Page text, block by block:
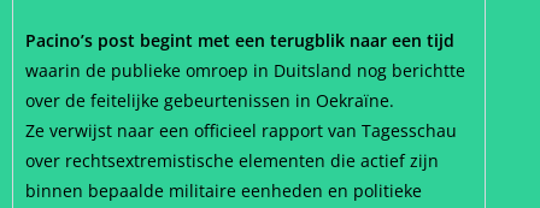
Pacino’s post begint met een terugblik naar een tijd
waarin de publieke omroep in Duitsland nog berichtte
over de feitelijke gebeurtenissen in Oekraïne.
Ze verwijst naar een officieel rapport van Tagesschau
over rechtsextremistische elementen die actief zijn
binnen bepaalde militaire eenheden en politieke